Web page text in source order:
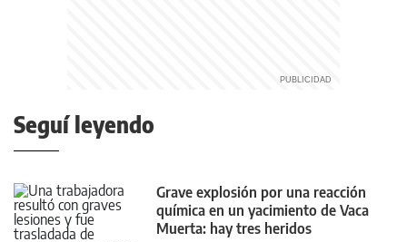
Seguí leyendo
Grave explosión por una reacción
química en un yacimiento de Vaca
Muerta: hay tres heridos